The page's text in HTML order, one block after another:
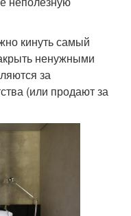
кинуть самый
ненужными
за
(или продают за